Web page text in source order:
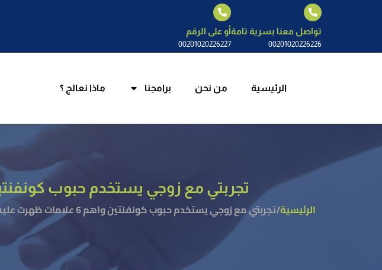
تواصل معنا بسرية تامة
00201020226226
أو على الرقم
00201020226227
الرئيسية من نحن برامجنا ماذا نعالج ؟
تجربتي مع زوجي يستخدم حبوب كونفنتين واهم 6 علامات ظهرت
الرئيسية/تجربتي مع زوجي يستخدم حبوب كونفنتين واهم 6 علامات ظهرت عليه وطرق علاجه